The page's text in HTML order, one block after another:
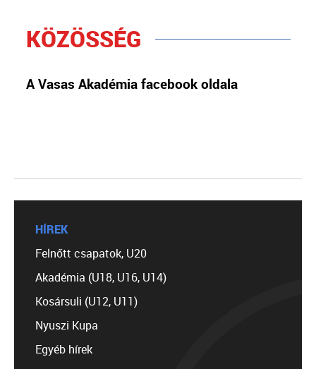
KÖZÖSSÉG
A Vasas Akadémia facebook oldala
HÍREK
Felnőtt csapatok, U20
Akadémia (U18, U16, U14)
Kosársuli (U12, U11)
Nyuszi Kupa
Egyéb hírek